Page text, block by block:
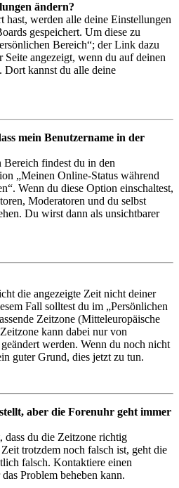
ändern?
hast, werden alle deine Einstellungen
gespeichert. Um diese zu
Bereich“; der Link dazu
Seite angezeigt, wenn du auf deinen
Dort kannst du alle deine
mein Benutzername in der
Bereich findest du in den
„Meinen Online-Status während
Wenn du diese Option einschaltest,
Moderatoren und du selbst
Du wirst dann als unsichtbarer
die angezeigte Zeit nicht deiner
Fall solltest du im „Persönlichen
Zeitzone (Mitteleuropäische
kann dabei nur von
werden. Wenn du noch nicht
guter Grund, dies jetzt zu tun.
aber die Forenuhr geht immer
dass du die Zeitzone richtig
trotzdem noch falsch ist, geht die
falsch. Kontaktiere einen
Problem beheben kann.